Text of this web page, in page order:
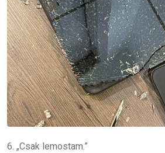
6. „Csak lemostam.”